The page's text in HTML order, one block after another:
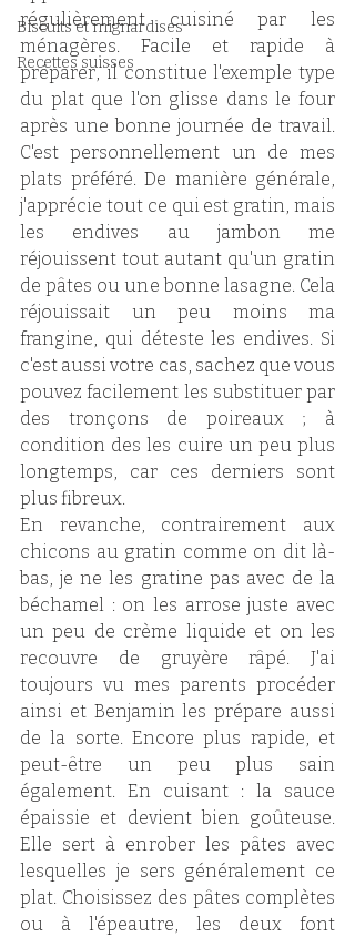
Biscuits et mignardises
Recettes suisses
régulièrement cuisiné par les
ménagères. Facile et rapide à
préparer, il constitue l'exemple type
du plat que l'on glisse dans le four
après une bonne journée de travail.
C'est personnellement un de mes
plats préféré. De manière générale,
j'apprécie tout ce qui est gratin, mais
les endives au jambon me
réjouissent tout autant qu'un gratin
de pâtes ou une bonne lasagne. Cela
réjouissait un peu moins ma
frangine, qui déteste les endives. Si
c'est aussi votre cas, sachez que vous
pouvez facilement les substituer par
des tronçons de poireaux ; à
condition des les cuire un peu plus
longtemps, car ces derniers sont
plus fibreux.
En revanche, contrairement aux
chicons au gratin comme on dit là-
bas, je ne les gratine pas avec de la
béchamel : on les arrose juste avec
un peu de crème liquide et on les
recouvre de gruyère râpé. J'ai
toujours vu mes parents procéder
ainsi et Benjamin les prépare aussi
de la sorte. Encore plus rapide, et
peut-être un peu plus sain
également. En cuisant : la sauce
épaissie et devient bien goûteuse.
Elle sert à enrober les pâtes avec
lesquelles je sers généralement ce
plat. Choisissez des pâtes complètes
ou à l'épeautre, les deux font